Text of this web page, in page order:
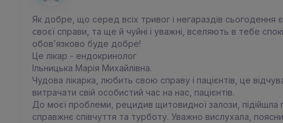
Як добре, що серед всіх тривог і негараздів сьогодення
своєї справи, та ще й чуйні і уважні, вселяють в тебе
обовʼязково буде добре!
Це лікар - ендокринолог
Ільницька Марія Михайлівна.
Чудова лікарка, любить свою справу і пацієнтів, це
витрачати свій особистий час на нас, пацієнтів.
До моєї проблеми, рецидив щитовидної залози, підійшла
справжнє співчуття та турботу. Уважно вислухала,